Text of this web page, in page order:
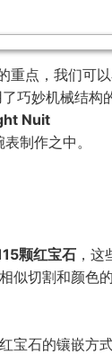
重点，我们可
了巧妙机械结构
Nuit
制作之中。
颗红宝石 ，这
似切割和颜色
红宝石的镶嵌